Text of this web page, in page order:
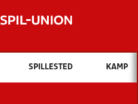
Hvad vil du søge efter?
INDHOLD OG NYHEDER
SPILLESTED KAMP